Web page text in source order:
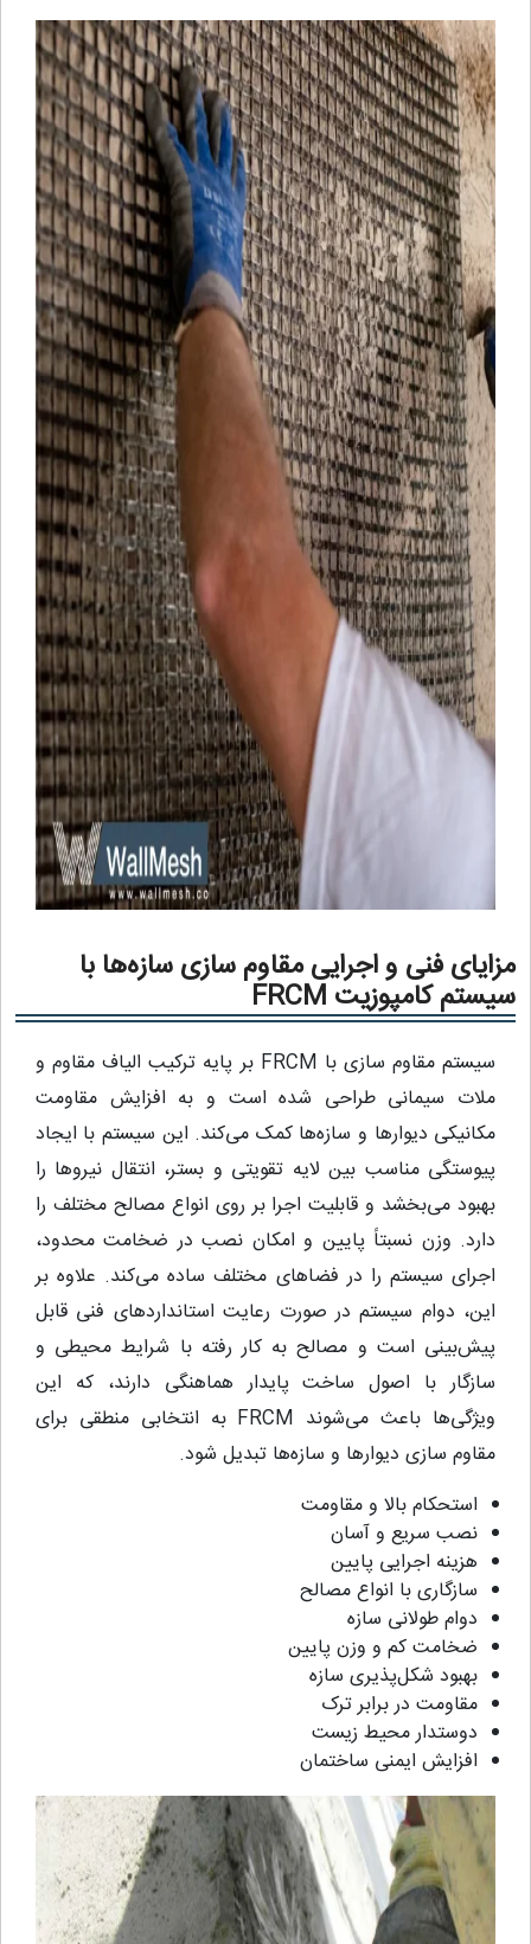
مزایای فنی و اجرایی مقاوم‌ سازی سازه‌ها با
سیستم کامپوزیت FRCM
سیستم مقاوم‌ سازی با FRCM بر پایه ترکیب الیاف مقاوم و
ملات سیمانی طراحی شده است و به افزایش مقاومت
مکانیکی دیوارها و سازه‌ها کمک می‌کند. این سیستم با ایجاد
پیوستگی مناسب بین لایه تقویتی و بستر، انتقال نیروها را
بهبود می‌بخشد و قابلیت اجرا بر روی انواع مصالح مختلف را
دارد. وزن نسبتاً پایین و امکان نصب در ضخامت محدود،
اجرای سیستم را در فضاهای مختلف ساده می‌کند. علاوه بر
این، دوام سیستم در صورت رعایت استانداردهای فنی قابل
پیش‌بینی است و مصالح به کار رفته با شرایط محیطی و
سازگار با اصول ساخت پایدار هماهنگی دارند، که این
ویژگی‌ها باعث می‌شوند FRCM به انتخابی منطقی برای
مقاوم‌ سازی دیوارها و سازه‌ها تبدیل شود.
استحکام بالا و مقاومت
نصب سریع و آسان
هزینه اجرایی پایین
سازگاری با انواع مصالح
دوام طولانی سازه
ضخامت کم و وزن پایین
بهبود شکل‌پذیری سازه
مقاومت در برابر ترک
دوستدار محیط زیست
افزایش ایمنی ساختمان